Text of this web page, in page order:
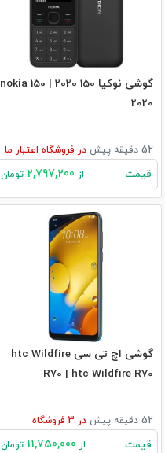
گوشی نوکیا 150 2020 | nokia 150
2020
52 دقیقه پیش در فروشگاه اعتبار ما
قیمت از تومان
گوشی اچ تی سی htc Wildfire
R70 | htc Wildfire R70
52 دقیقه پیش در فروشگاه
قیمت از تومان